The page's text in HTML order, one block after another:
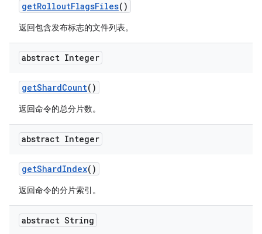
getRolloutFlagsFiles()
返回包含发布标志的文件列表。
abstract Integer
getShardCount()
返回命令的总分片数。
abstract Integer
getShardIndex()
返回命令的分片索引。
abstract String